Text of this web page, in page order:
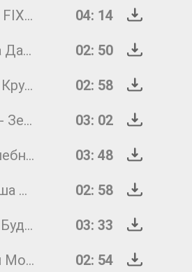
029.Идея FIX - Девочка-припевочка
04: 14
034.Агата Дарбинян - Мне купили попугая
02: 50
028.Влад Крутских и Даша Горская - Песенка про лето
02: 58
033.LarSi - Зеленый бес
03: 02
032.Волшебники двора - Песня про слона
03: 48
031.Наташа Филиппова - Московское мороженое
02: 58
030.Витя Будыло - Маленькая школьница
03: 33
027.Женя Морозова - Мой братишка
02: 54